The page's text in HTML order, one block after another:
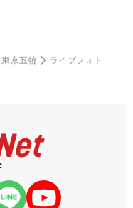
東京五輪 ライブフォト